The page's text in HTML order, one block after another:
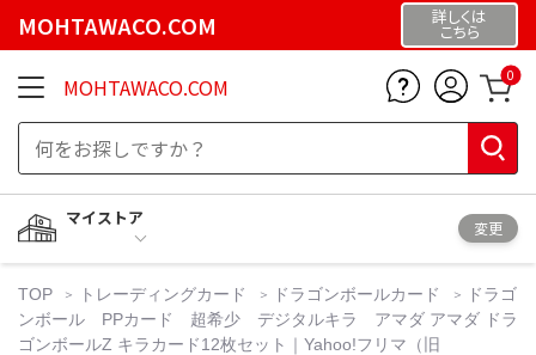
MOHTAWACO.COM 詳しくは
こちら
MOHTAWACO.COM 0
マイストア
変更
TOP トレーディングカード ドラゴンボールカード
ドラゴ
ンボール PPカード 超希少 デジタルキラ アマダ アマダ ドラ
ゴンボールZ キラカード12枚セット｜Yahoo!フリマ（旧